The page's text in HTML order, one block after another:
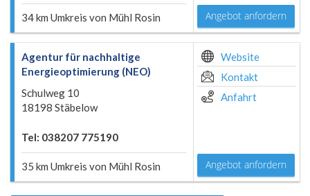
34 km Umkreis von Mühl Rosin Angebot anfordern
Agentur für nachhaltige
Energieoptimierung (NEO)
Schulweg 10
18198 Stäbelow
Tel: 038207 775190
35 km Umkreis von Mühl Rosin
Website
Kontakt
Anfahrt
Angebot anfordern